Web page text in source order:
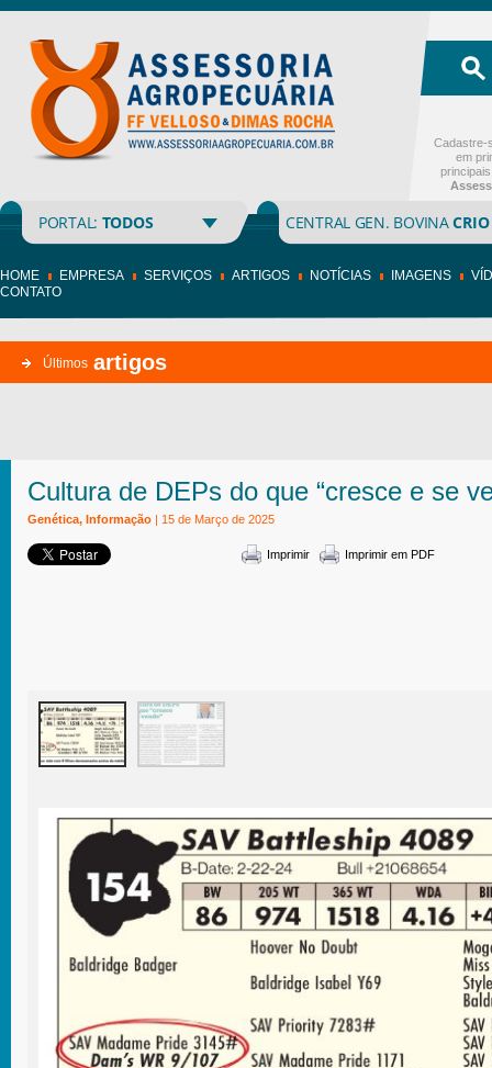
PORTAL: TODOS CENTRAL GEN. BOVINACRIO
Cadastre-
em
HOME EMPRESA SERVIÇOS ARTIGOS NOTÍCIAS IMAGENS
CONTATO
Últimos artigos
Cultura de DEPs do que “cresce e se
Genética, Informação | 15 de Março de 2025
Imprimir Imprimir em PDF